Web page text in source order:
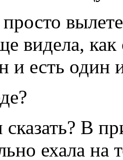
видела,
и есть один
сказать? В
ехала на